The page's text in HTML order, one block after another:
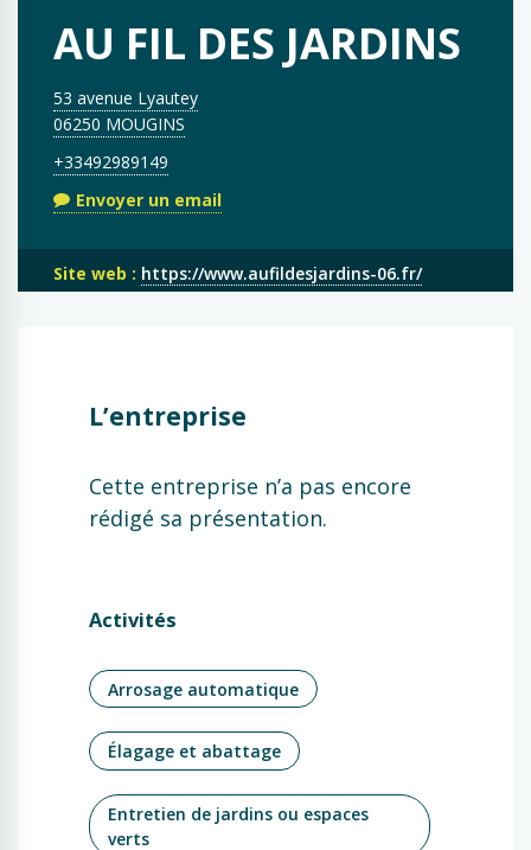
AU FIL DES JARDINS
53 avenue Lyautey
06250 MOUGINS
+33492989149
Envoyer un email
Site web : https://www.aufildesjardins-06.fr/
L’entreprise
Cette entreprise n’a pas encore
rédigé sa présentation.
Activités
Arrosage automatique
Élagage et abattage
Entretien de jardins ou espaces
verts